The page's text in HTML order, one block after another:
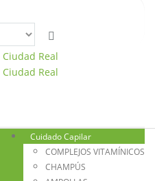
Cuidado Capilar
COMPLEJOS VITAMÍNICOS
CHAMPÚS